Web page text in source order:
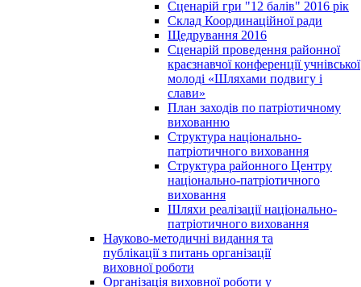
Сценарій гри "12 балів" 2016 рік
Склад Координаційної ради
Щедрування 2016
Сценарій проведення районної
краєзнавчої конференції учнівської
молоді «Шляхами подвигу і
слави»
План заходів по патріотичному
вихованню
Структура національно-
патріотичного виховання
Структура районного Центру
національно-патріотичного
виховання
Шляхи реалізації національно-
патріотичного виховання
Науково-методичні видання та
публікації з питань організації
виховної роботи
Організація виховної роботи у